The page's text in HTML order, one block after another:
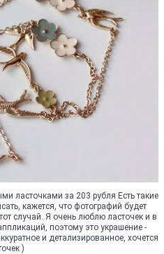
ласточками за 203 рубля Есть такие
кажется, что фотографий будет
случай. Я очень люблю ласточек и в
поэтому это украшение -
и детализированное, хочется
)